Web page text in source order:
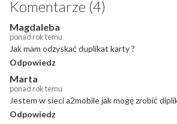
Komentarze (4)
Magdaleba
ponad rok temu
Jak mam odzyskać duplikat karty ?
Odpowiedz
Marta
ponad rok temu
Jestem w sieci a2mobile jak mogę zrobić
Odpowiedz